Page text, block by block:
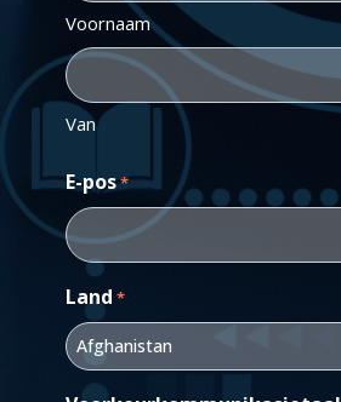
Voornaam
Van
E-pos*
Land *